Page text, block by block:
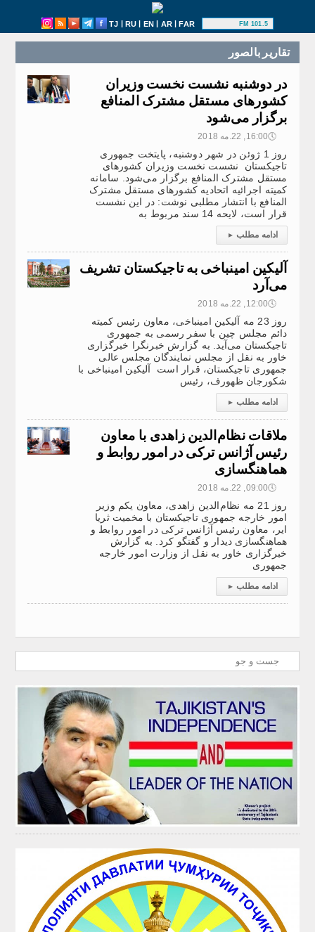
TJ | RU | EN | AR|FAR 101.5 FM
تقارير بالصور
در دوشنبه نشست نخست وزیران
کشورهای مستقل مشترک المنافع
برگزار می‌شود
🕔16:00, 22.مه 2018
روز 1 ژوئن در شهر دوشنبه، پایتخت جمهوری
تاجیکستان نشست نخست وزیران کشورهای
مستقل مشترک المنافع برگزار می‌شود. سامانه
کمیته اجرائیه اتحادیه کشورهای مستقل مشترک
المنافع با انتشار مطلبی نوشت: در این نشست
قرار است، لایحه 14 سند مربوط به
ادامه مطلب ▸
آلیکین امینباخی به تاجیکستان تشریف
می‌آرد
🕔12:00, 22.مه 2018
روز 23 مه آلیکین امینباخی، معاون رئیس کمیته
دائم مجلس چین با سفر رسمی به جمهوری
تاجیکستان می‌آید. به گزارش خبرنگرا خبرگزاری
خاور به نقل از مجلس نمایندگان مجلس عالی
جمهوری تاجیکستان، قرار است آلیکین امینباخی با
شکورجان ظهورف، رئیس
ادامه مطلب ▸
ملاقات نظام‌الدین زاهدی با معاون
رئیس آژانس ترکی در امور روابط و
هماهنگسازی
🕔09:00, 22.مه 2018
روز 21 مه نظام‌الدین زاهدی، معاون یکم وزیر
امور خارجه جمهوری تاجیکستان با مخمیت ثریا
ایر، معاون رئیس آژانس ترکی در امور روابط و
هماهنگسازی دیدار و گفتگو کرد. به گزارش
خبرگزاری خاور به نقل از وزارت امور خارجه
جمهوری
ادامه مطلب ▸